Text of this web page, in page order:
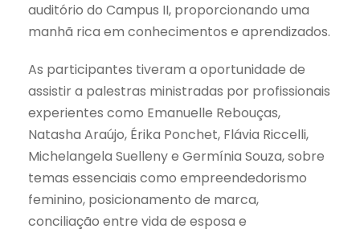
auditório do Campus II, proporcionando uma
manhã rica em conhecimentos e aprendizados.
As participantes tiveram a oportunidade de
assistir a palestras ministradas por profissionais
experientes como Emanuelle Rebouças,
Natasha Araújo, Érika Ponchet, Flávia Riccelli,
Michelangela Suelleny e Germínia Souza, sobre
temas essenciais como empreendedorismo
feminino, posicionamento de marca,
conciliação entre vida de esposa e